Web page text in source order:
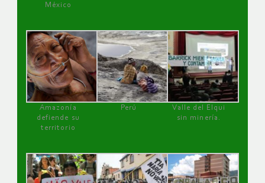
México
Amazonía
defiende su
territorio
Perú
Valle del Elqui
sin minería.